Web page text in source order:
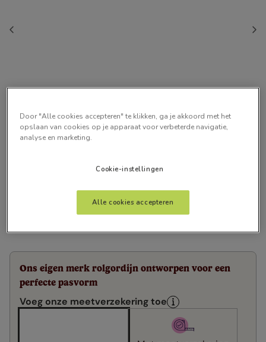
Ons eigen merk rolgordijn ontworpen voor een
perfecte pasvorm
Voeg onze meetverzekering toe
Door "Alle cookies accepteren" te klikken, ga je akkoord met het
opslaan van cookies op je apparaat voor verbeterde navigatie,
analyse en marketing.
Cookie-instellingen
Alle cookies accepteren